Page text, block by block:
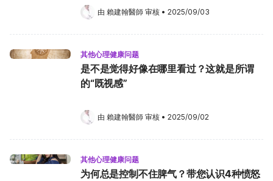
由 賴建翰醫師 审核 • 2025/09/03
其他心理健康问题
是不是觉得好像在哪里看过？这就是所谓
的“既视感”
由 賴建翰醫師 审核 • 2025/09/02
其他心理健康问题
为何总是控制不住脾气？带您认识4种愤怒